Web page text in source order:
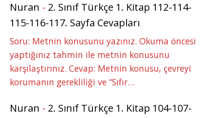
Nuran - 2. Sınıf Türkçe 1. Kitap 112-114-
115-116-117. Sayfa Cevapları
Soru: Metnin konusunu yazınız. Okuma öncesi
yaptığınız tahmin ile metnin konusunu
karşılaştırınız. Cevap: Metnin konusu, çevreyi
korumanın gerekliliği ve “Sıfır…
Nuran - 2. Sınıf Türkçe 1. Kitap 104-107-